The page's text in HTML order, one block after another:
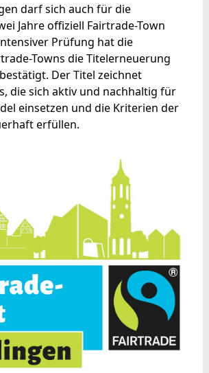
darf sich auch für die
Jahre offiziell Fairtrade-Town
Prüfung hat die
Towns die Titelerneuerung
Der Titel zeichnet
die sich aktiv und nachhaltig für
einsetzen und die Kriterien der
erfüllen.